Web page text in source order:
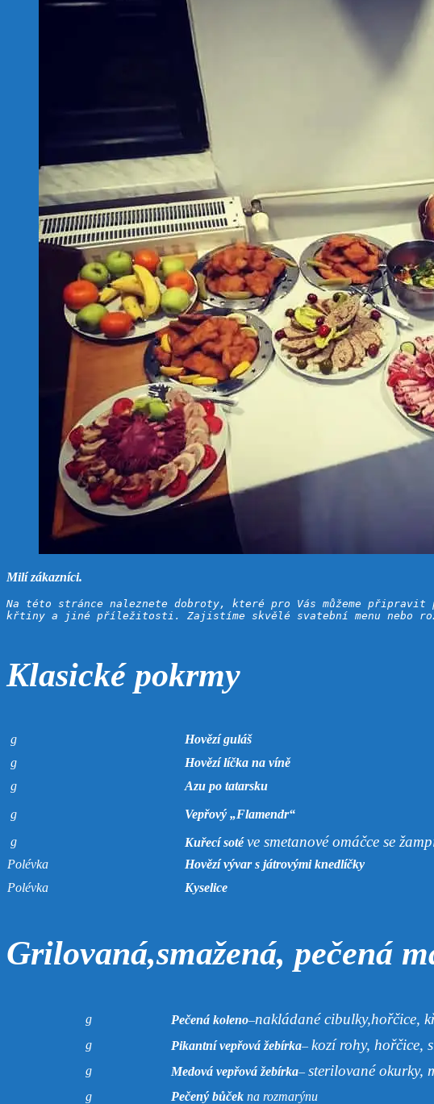
Milí zákazníci.
Na této stránce naleznete dobroty, které pro Vás můžeme
křtiny a jiné příležitosti. Zajistíme skvělé svatební menu nebo
Klasické pokrmy
g
Hovězí guláš
g
Hovězí líčka na víně
g
Azu po tatarsku
g
Vepřový „Flamendr“
g
Kuřecí soté ve smetanové omáčce se
Polévka
Hovězí vývar s játrovými knedlíčky
Polévka
Kyselice
Grilovaná,smažená, pečená
g Pečená koleno–nakládané cibulky,hořčice,
g Pikantní vepřová žebírka– kozí rohy, hořčice,
g Medová vepřová žebírka– sterilované okurky,
g Pečený bůček na rozmarýnu